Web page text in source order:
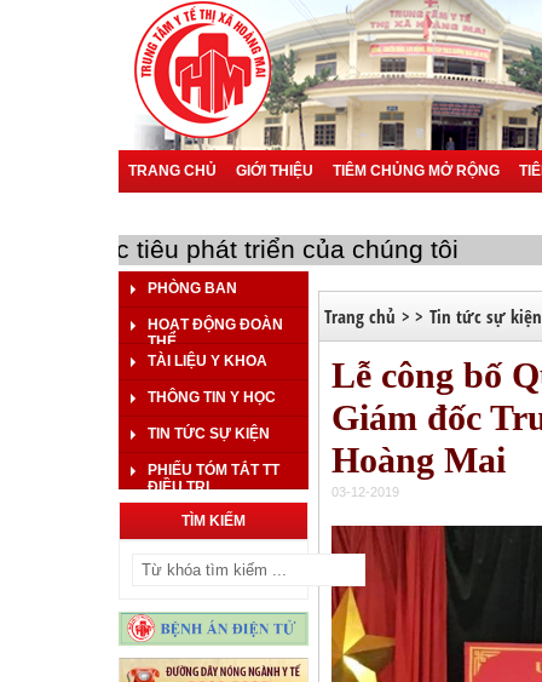
TRANG CHỦ GIỚI THIỆU TIÊM CHỦNG MỞ RỘNG
của bạn là mục tiêu phát triển của chúng tôi
PHÒNG BAN
HOẠT ĐỘNG ĐOÀN
THỂ
TÀI LIỆU Y KHOA
THÔNG TIN Y HỌC
TIN TỨC SỰ KIỆN
PHIẾU TÓM TẮT TT
ĐIỀU TRỊ
TÌM KIẾM
Trang chủ > > Tin tức sự kiện
Lễ công bố
Giám đốc
Hoàng Mai
03-12-2019